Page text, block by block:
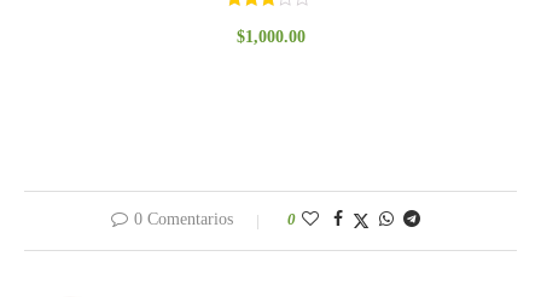
con
$1,000.00
0 Comentarios 0